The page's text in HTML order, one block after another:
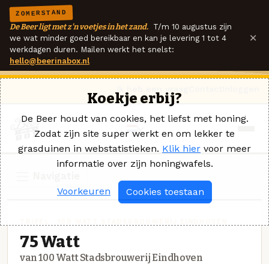
ZOMERSTAND
De Beer ligt met z'n voetjes in het zand. T/m 10 augustus zijn
we wat minder goed bereikbaar en kan je levering 1 tot 4
werkdagen duren. Mailen werkt het snelst:
hello@beerinabox.nl
×
75 Watt
van 100 Watt Stadsbrouwerij Eindhoven
Koekje erbij?
De Beer houdt van cookies, het liefst met honing.
Zodat zijn site super werkt en om lekker te
grasduinen in webstatistieken. Klik hier voor meer
informatie over zijn honingwafels.
Voorkeuren Cookies toestaan